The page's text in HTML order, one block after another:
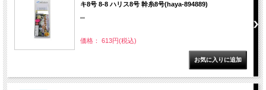
キ8号 8-8 ハリス8号 幹糸8号(haya-894889)
""
価格： 613円(税込)